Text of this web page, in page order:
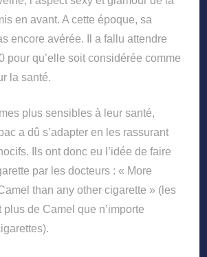
en avant. A cette époque, sa
encore avérée. Il a fallu attendre
pour qu’elle soit considérée comme
la santé.
plus sensibles à leur santé,
a dû s’adapter en les rassurant
Ils ont donc eu l’idée de faire
par les docteurs : « More
than any other cigarette » (les
plus de Camel que n’importe